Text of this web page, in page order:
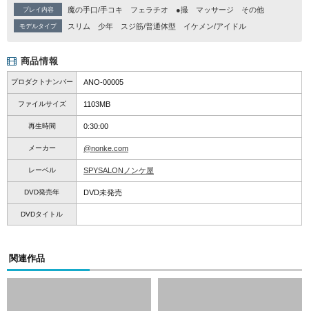
プレイ内容 魔の手口/手コキ フェラチオ ●撮 マッサージ その他
モデルタイプ スリム 少年 スジ筋/普通体型 イケメン/アイドル
商品情報
プロダクトナンバー ANO-00005
ファイルサイズ 1103MB
再生時間 0:30:00
メーカー @nonke.com
レーベル SPYSALONノンケ屋
DVD発売年 DVD未発売
DVDタイトル
関連作品